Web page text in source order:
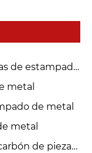
de estampado
metal
de metal
metal
de piezas